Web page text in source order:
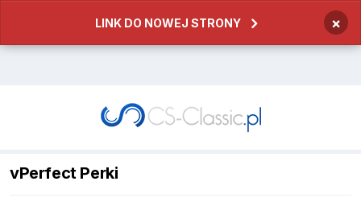
LINK DO NOWEJ STRONY ×
vPerfect Perki